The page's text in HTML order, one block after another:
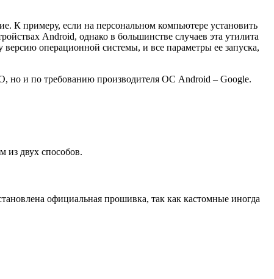
К примеру, если на персональном компьютере установить
Android, однако в большинстве случаев эта утилита
операционной системы, и все параметры ее запуска,
но и по требованию производителя ОС Android – Google.
из двух способов.
официальная прошивка, так как кастомные иногда